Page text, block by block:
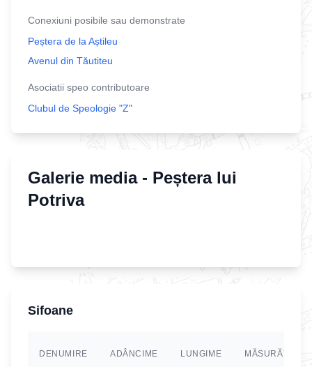
Conexiuni posibile sau demonstrate
Peștera de la Aștileu
Avenul din Tăutiteu
Asociatii speo contributoare
Clubul de Speologie "Z"
Galerie media - Peștera lui
Potriva
Sifoane
DENUMIRE ADÂNCIME LUNGIME MĂSURĂTORI